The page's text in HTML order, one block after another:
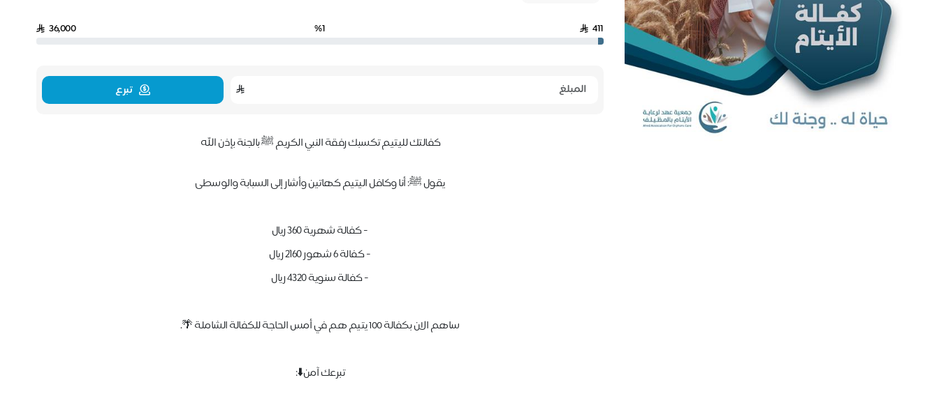
411
%1
36,000
تبرع
كفالتك لليتيم تكسبك رفقة النبي الكريم ﷺ بالجنة بإذن الله
يقول ﷺ: أنا وكافل اليتيم كهاتين وأشار إلى السبابة والوسطى
- كفالة شهرية ٣٦٠ ريال
- كفالة ٦ شهور ٢١٦٠ ريال
- كفالة سنوية ٤٣٢٠ ريال
ساهم الان بكفالة 100 يتيم هم في أمس الحاجة للكفالة الشاملة 🌴.
تبرعك آمن⬇️: